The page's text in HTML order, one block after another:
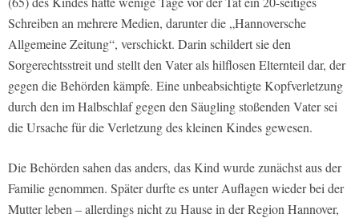
Schreiben an mehrere Medien, darunter die „Hannoversche
Allgemeine Zeitung“, verschickt. Darin schildert sie den
Sorgerechtsstreit und stellt den Vater als hilflosen Elternteil dar, der
gegen die Behörden kämpfe. Eine unbeabsichtigte Kopfverletzung
durch den im Halbschlaf gegen den Säugling stoßenden Vater sei
die Ursache für die Verletzung des kleinen Kindes gewesen.
Die Behörden sahen das anders, das Kind wurde zunächst aus der
Familie genommen. Später durfte es unter Auflagen wieder bei der
Mutter leben – allerdings nicht zu Hause in der Region Hannover,